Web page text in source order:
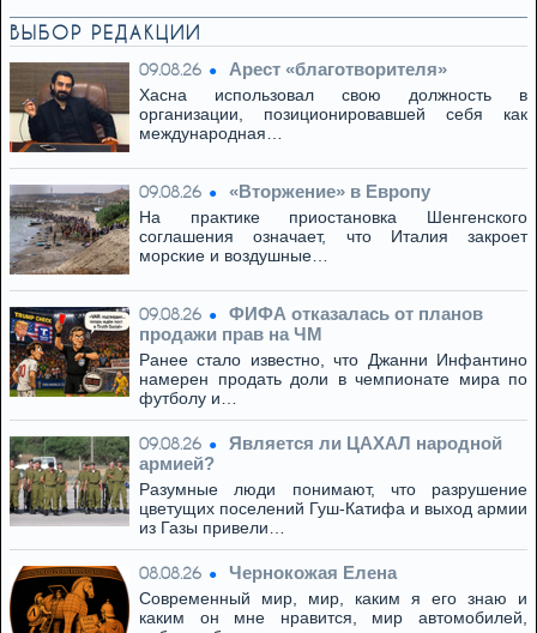
ВЫБОР РЕДАКЦИИ
09.08.26 Арест «благотворителя»
Хасна использовал свою должность в
организации, позиционировавшей себя как
международная…
09.08.26 «Вторжение» в Европу
На практике приостановка Шенгенского
соглашения означает, что Италия закроет
морские и воздушные…
09.08.26
ФИФА отказалась от планов
продажи прав на ЧМ
Ранее стало известно, что Джанни Инфантино
намерен продать доли в чемпионате мира по
футболу и…
09.08.26
Является ли ЦАХАЛ народной
армией?
Разумные люди понимают, что разрушение
цветущих поселений Гуш-Катифа и выход армии
из Газы привели…
08.08.26 Чернокожая Елена
Современный мир, мир, каким я его знаю и
каким он мне нравится, мир автомобилей,